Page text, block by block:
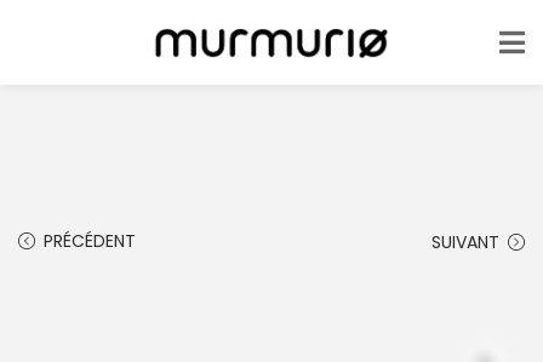
PRÉCÉDENT SUIVANT